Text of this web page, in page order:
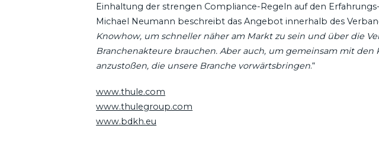
Einhaltung der strengen Compliance-Regeln auf den
Michael Neumann beschreibt das Angebot innerhalb des
Knowhow, um schneller näher am Markt zu sein und über die
Branchenakteure brauchen. Aber auch, um gemeinsam mit
anzustoßen, die unsere Branche vorwärtsbringen.“
www.thule.com
www.thulegroup.com
www.bdkh.eu